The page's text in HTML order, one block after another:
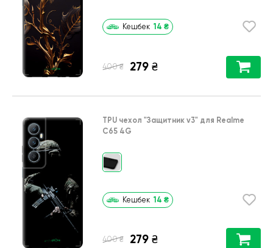
Кешбек 14 ₴
400 ₴ 279 ₴
TPU чехол "Защитник v3" для Realme
C65 4G
Кешбек 14 ₴
400 ₴ 279 ₴